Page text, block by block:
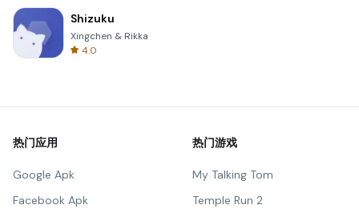
Shizuku
Xingchen & Rikka
4.0
热门应用
Google Apk
Facebook Apk
热门游戏
My Talking Tom
Temple Run 2